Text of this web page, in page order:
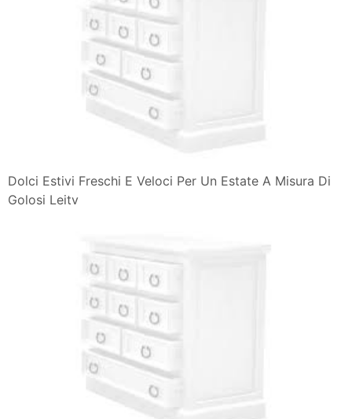
Dolci Estivi Freschi E Veloci Per Un Estate A Misura Di
Golosi Leitv